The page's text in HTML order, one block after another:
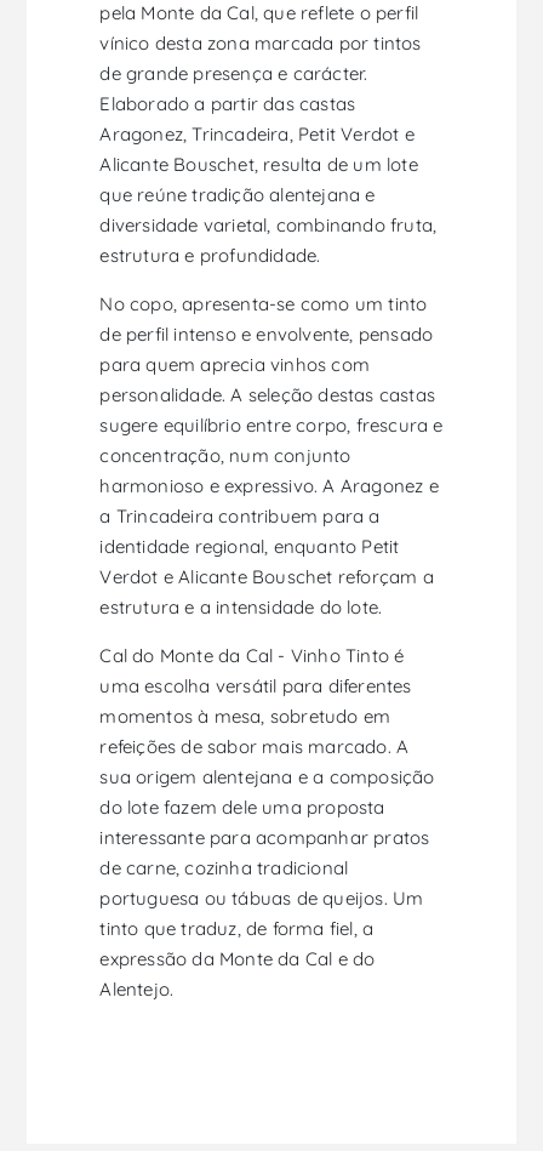
pela Monte da Cal, que reflete o perfil
vínico desta zona marcada por tintos
de grande presença e carácter.
Elaborado a partir das castas
Aragonez, Trincadeira, Petit Verdot e
Alicante Bouschet, resulta de um lote
que reúne tradição alentejana e
diversidade varietal, combinando fruta,
estrutura e profundidade.
No copo, apresenta-se como um tinto
de perfil intenso e envolvente, pensado
para quem aprecia vinhos com
personalidade. A seleção destas castas
sugere equilíbrio entre corpo, frescura e
concentração, num conjunto
harmonioso e expressivo. A Aragonez e
a Trincadeira contribuem para a
identidade regional, enquanto Petit
Verdot e Alicante Bouschet reforçam a
estrutura e a intensidade do lote.
Cal do Monte da Cal - Vinho Tinto é
uma escolha versátil para diferentes
momentos à mesa, sobretudo em
refeições de sabor mais marcado. A
sua origem alentejana e a composição
do lote fazem dele uma proposta
interessante para acompanhar pratos
de carne, cozinha tradicional
portuguesa ou tábuas de queijos. Um
tinto que traduz, de forma fiel, a
expressão da Monte da Cal e do
Alentejo.